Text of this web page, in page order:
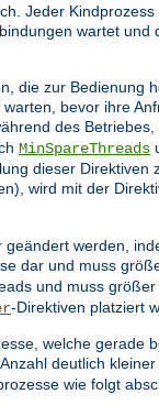
Jeder
wartet
die zur Bedienung
bevor ihre
des
MinSpareThreads
dieser Direktiven
wird mit der
werden,
dar und muss
und muss
-Direktiven platziert
welche gerade
deutlich
wie folgt